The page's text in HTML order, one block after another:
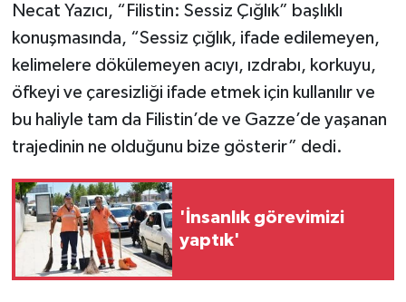
Necat Yazıcı, “Filistin: Sessiz Çığlık” başlıklı
konuşmasında, “Sessiz çığlık, ifade edilemeyen,
kelimelere dökülemeyen acıyı, ızdrabı, korkuyu,
öfkeyi ve çaresizliği ifade etmek için kullanılır ve
bu haliyle tam da Filistin’de ve Gazze’de yaşanan
trajedinin ne olduğunu bize gösterir” dedi.
'İnsanlık görevimizi
yaptık'